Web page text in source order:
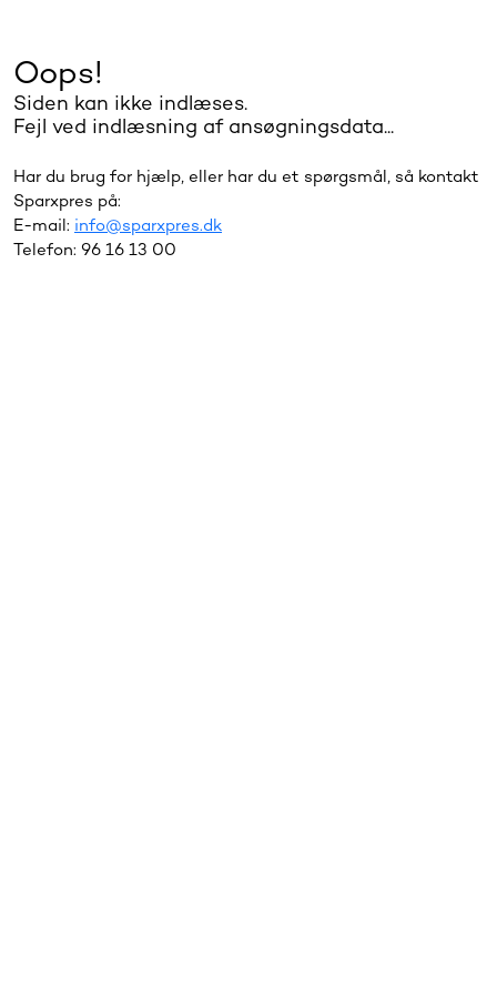
Oops!
Siden kan ikke indlæses.
Fejl ved indlæsning af ansøgningsdata...
Har du brug for hjælp, eller har du et spørgsmål, så kontakt
Sparxpres på:
E-mail: info@sparxpres.dk
Telefon: 96 16 13 00